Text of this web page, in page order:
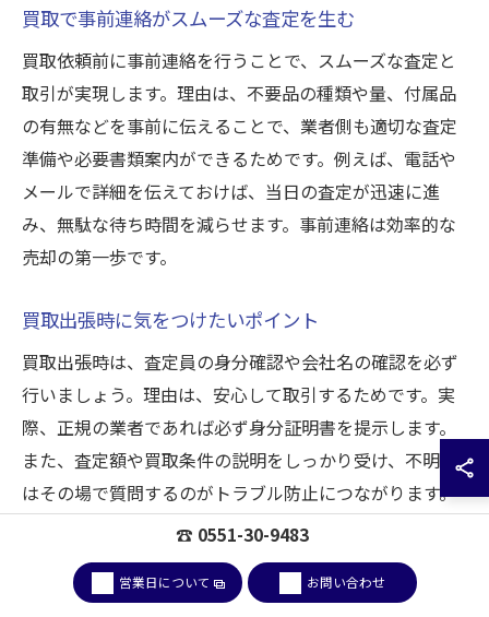
買取で事前連絡がスムーズな査定を生む
買取依頼前に事前連絡を行うことで、スムーズな査定と
取引が実現します。理由は、不要品の種類や量、付属品
の有無などを事前に伝えることで、業者側も適切な査定
準備や必要書類案内ができるためです。例えば、電話や
メールで詳細を伝えておけば、当日の査定が迅速に進
み、無駄な待ち時間を減らせます。事前連絡は効率的な
売却の第一歩です。
買取出張時に気をつけたいポイント
買取出張時は、査定員の身分確認や会社名の確認を必ず
行いましょう。理由は、安心して取引するためです。実
際、正規の業者であれば必ず身分証明書を提示します。
また、査定額や買取条件の説明をしっかり受け、不明点
はその場で質問するのがトラブル防止につながります。
信頼できる業者かどうか、冷静に見極めてから契約しま
しょう。
☎ 0551-30-9483
営業日について お問い合わせ